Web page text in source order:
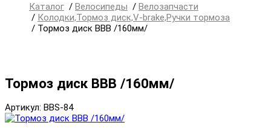
Каталог / Велосипеды / Велозапчасти
/ Колодки,Тормоз диск,V-brake,Ручки тормоза
/ Тормоз диск BBB /160мм/
Тормоз диск BBB /160мм/
Артикул: BBS-84